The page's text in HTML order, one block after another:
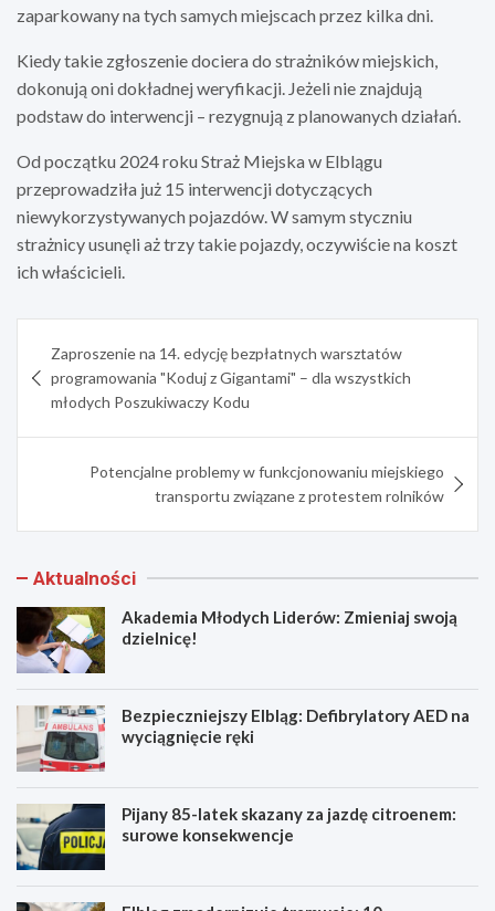
zaparkowany na tych samych miejscach przez kilka dni.
Kiedy takie zgłoszenie dociera do strażników miejskich,
dokonują oni dokładnej weryfikacji. Jeżeli nie znajdują
podstaw do interwencji – rezygnują z planowanych działań.
Od początku 2024 roku Straż Miejska w Elblągu
przeprowadziła już 15 interwencji dotyczących
niewykorzystywanych pojazdów. W samym styczniu
strażnicy usunęli aż trzy takie pojazdy, oczywiście na koszt
ich właścicieli.
wpisu
Zaproszenie na 14. edycję bezpłatnych warsztatów
programowania "Koduj z Gigantami" – dla wszystkich
młodych Poszukiwaczy Kodu
Potencjalne problemy w funkcjonowaniu miejskiego
transportu związane z protestem rolników
Aktualności
Akademia Młodych Liderów: Zmieniaj swoją
dzielnicę!
Bezpieczniejszy Elbląg: Defibrylatory AED na
wyciągnięcie ręki
Pijany 85-latek skazany za jazdę citroenem:
surowe konsekwencje